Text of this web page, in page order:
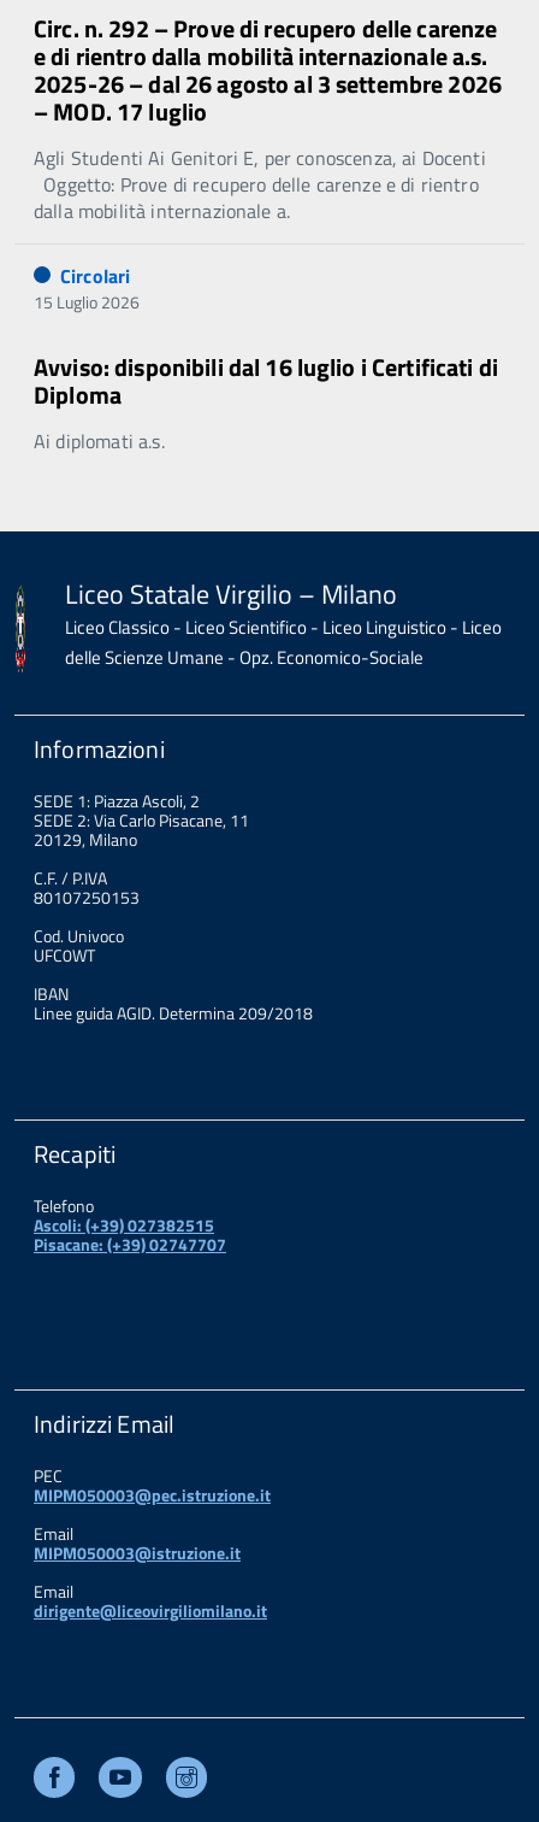
Circ. n. 292 – Prove di recupero delle carenze
e di rientro dalla mobilità internazionale a.s.
2025-26 – dal 26 agosto al 3 settembre 2026
– MOD. 17 luglio
Agli Studenti Ai Genitori E, per conoscenza, ai Docenti
Oggetto: Prove di recupero delle carenze e di rientro
dalla mobilità internazionale a.
Circolari
15 Luglio 2026
Avviso: disponibili dal 16 luglio i Certificati di
Diploma
Ai diplomati a.s.
Liceo Statale Virgilio – Milano
Liceo Classico - Liceo Scientifico - Liceo Linguistico - Liceo
delle Scienze Umane - Opz. Economico-Sociale
Informazioni
SEDE 1: Piazza Ascoli, 2
SEDE 2: Via Carlo Pisacane, 11
20129, Milano
C.F. / P.IVA
80107250153
Cod. Univoco
UFC0WT
IBAN
Linee guida AGID. Determina 209/2018
Recapiti
Telefono
Ascoli: (+39) 027382515
Pisacane: (+39) 02747707
Indirizzi Email
PEC
MIPM050003@pec.istruzione.it
Email
MIPM050003@istruzione.it
Email
dirigente@liceovirgiliomilano.it
Facebook Youtube